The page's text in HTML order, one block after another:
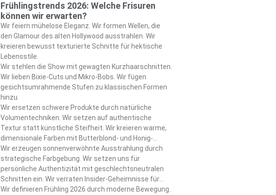
Frühlingstrends 2026: Welche Frisuren
können wir erwarten?
Wir feiern mühelose Eleganz. Wir formen Wellen, die
den Glamour des alten Hollywood ausstrahlen. Wir
kreieren bewusst texturierte Schnitte für hektische
Lebensstile.
Wir stehlen die Show mit gewagten Kurzhaarschnitten.
Wir lieben Bixie-Cuts und Mikro-Bobs. Wir fügen
gesichtsumrahmende Stufen zu klassischen Formen
hinzu.
Wir ersetzen schwere Produkte durch natürliche
Volumentechniken. Wir setzen auf authentische
Textur statt künstliche Steifheit. Wir kreieren warme,
dimensionale Farben mit Butterblond- und Honig-
Tönen.
Wir erzeugen sonnenverwöhnte Ausstrahlung durch
strategische Farbgebung. Wir setzen uns für
persönliche Authentizität mit geschlechtsneutralen
Schnitten ein. Wir verraten Insider-Geheimnisse für
transformative Ansätze.
Wir definieren Frühling 2026 durch moderne Bewegung.